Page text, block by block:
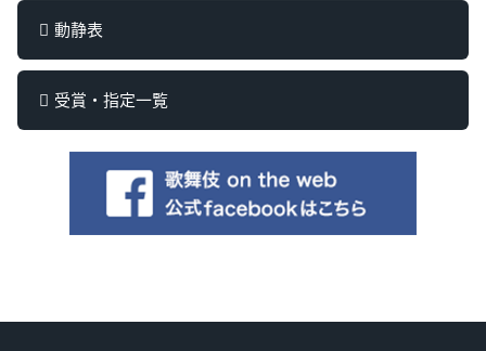
動静表
受賞・指定一覧